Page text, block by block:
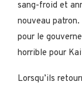
sang-froid et
nouveau patron.
pour le
horrible pour
Lorsqu’ils